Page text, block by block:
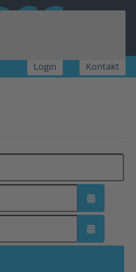
Login Kontakt
Kalender
Kalender